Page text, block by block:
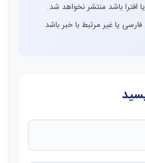
افترا باشد منتشر نخواهد شد.
یا غیر مرتبط با خبر باشد